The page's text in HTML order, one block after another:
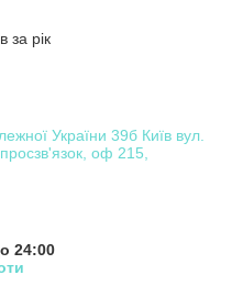
за рік
України 39б Київ вул.
оф 215,
24:00